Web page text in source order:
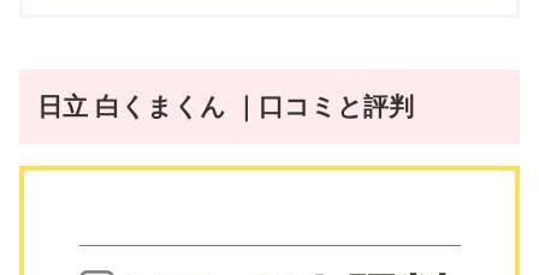
日立 白くまくん ｜口コミと評判